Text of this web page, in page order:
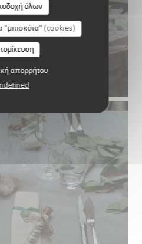
όλων
"μπισκότα" (cookies)
απορρήτου